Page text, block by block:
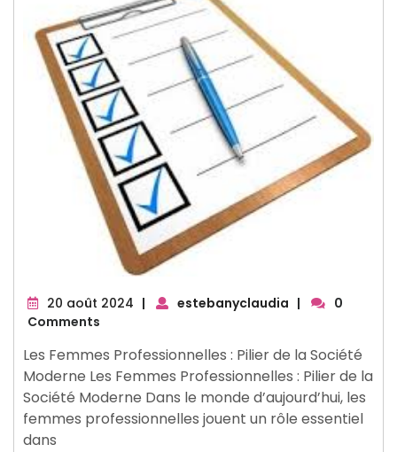
20 août 2024 20
| estebanyclaudia |
0
Comments
Les Femmes Professionnelles : Pilier de la Société
Moderne Les Femmes Professionnelles : Pilier de la
Société Moderne Dans le monde d’aujourd’hui, les
femmes professionnelles jouent un rôle essentiel
dans